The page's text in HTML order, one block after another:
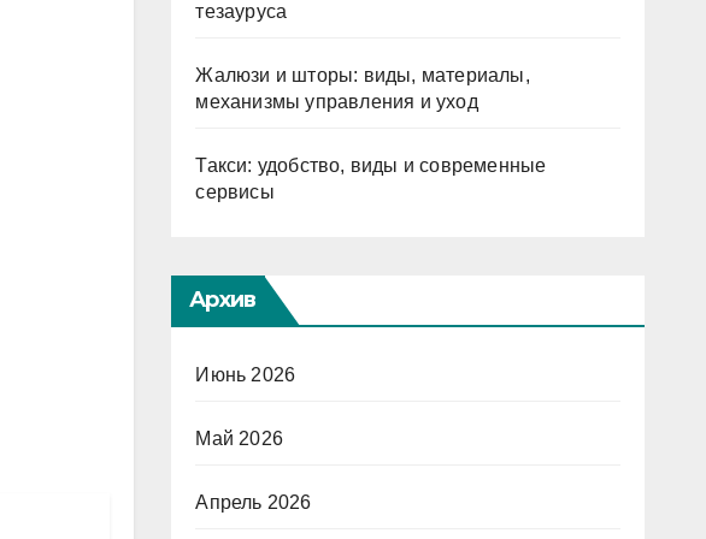
тезауруса
Жалюзи и шторы: виды, материалы,
механизмы управления и уход
Такси: удобство, виды и современные
сервисы
Архив
Июнь 2026
Май 2026
Апрель 2026